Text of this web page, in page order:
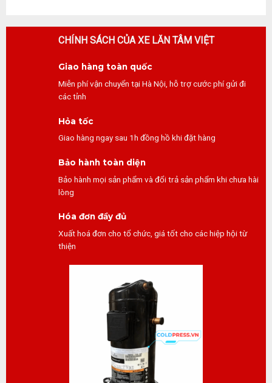
CHÍNH SÁCH CỦA XE LĂN TÂM VIỆT
Giao hàng toàn quốc
Miễn phí vận chuyển tại Hà Nội, hỗ trợ cước phí gửi đi
các tỉnh
Hỏa tốc
Giao hàng ngay sau 1h đồng hồ khi đặt hàng
Bảo hành toàn diện
Bảo hành mọi sản phẩm và đổi trả sản phẩm khi chưa hài
lòng
Hóa đơn đầy đủ
Xuất hoá đơn cho tổ chức, giá tốt cho các hiệp hội từ
thiện